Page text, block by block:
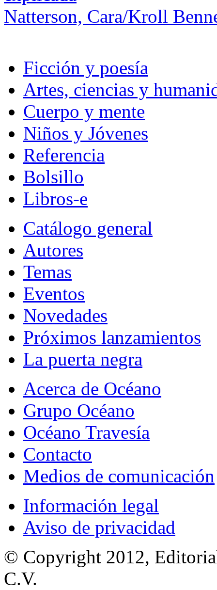
Natterson, Cara/Kroll
Ficción y poesía
Artes, ciencias y
Cuerpo y mente
Niños y Jóvenes
Referencia
Bolsillo
Libros-e
Catálogo general
Autores
Temas
Eventos
Novedades
Próximos lanzamientos
La puerta negra
Acerca de Océano
Grupo Océano
Océano Travesía
Contacto
Medios de comunicación
Información legal
Aviso de privacidad
© Copyright 2012,
C.V.